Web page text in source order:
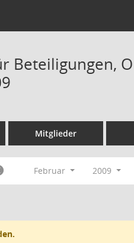
Beteiligungen,
Mitglieder
Februar 2009